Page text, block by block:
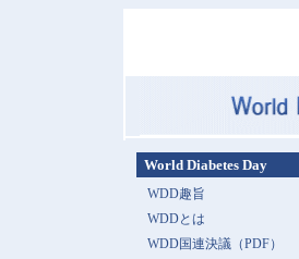
World Diabetes Day
WDD趣旨
WDDとは
WDD国連決議（PDF）